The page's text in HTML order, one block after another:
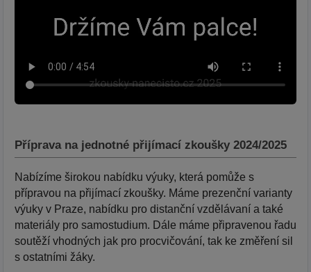
Příprava na jednotné přijímací zkoušky 2024/2025
Nabízíme širokou nabídku výuky, která pomůže s
přípravou na přijímací zkoušky. Máme prezenční varianty
výuky v Praze, nabídku pro distanční vzdělávaní a také
materiály pro samostudium. Dále máme připravenou řadu
soutěží vhodných jak pro procvičování, tak ke změření sil
s ostatními žáky.